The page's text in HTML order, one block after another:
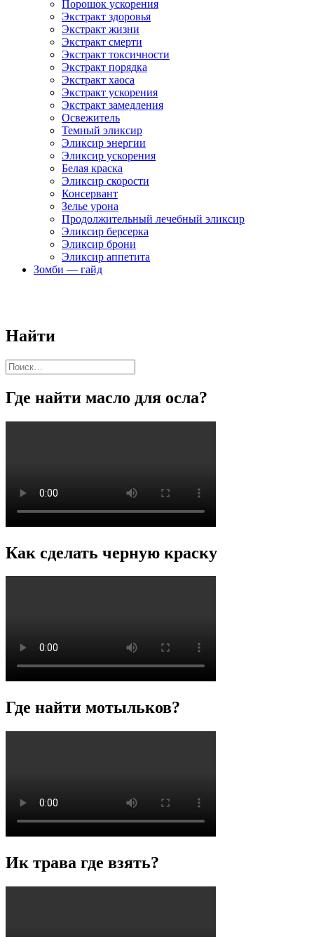
Порошок ускорения
Экстракт здоровья
Экстракт жизни
Экстракт смерти
Экстракт токсичности
Экстракт порядка
Экстракт хаоса
Экстракт ускорения
Экстракт замедления
Освежитель
Темный эликсир
Эликсир энергии
Эликсир ускорения
Белая краска
Эликсир скорости
Консервант
Зелье урона
Продолжительный лечебный эликсир
Эликсир берсерка
Эликсир брони
Эликсир аппетита
Зомби — гайд
Найти
Найти:
Где найти масло для осла?
Как сделать черную краску
Где найти мотыльков?
Ик трава где взять?